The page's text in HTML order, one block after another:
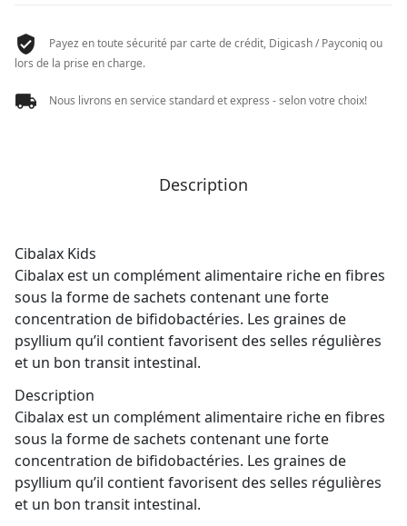
Payez en toute sécurité par carte de crédit, Digicash / Payconiq ou
lors de la prise en charge.
Nous livrons en service standard et express - selon votre choix!
Description
Cibalax Kids
Cibalax est un complément alimentaire riche en fibres
sous la forme de sachets contenant une forte
concentration de bifidobactéries. Les graines de
psyllium qu’il contient favorisent des selles régulières
et un bon transit intestinal.
Description
Cibalax est un complément alimentaire riche en fibres
sous la forme de sachets contenant une forte
concentration de bifidobactéries. Les graines de
psyllium qu’il contient favorisent des selles régulières
et un bon transit intestinal.